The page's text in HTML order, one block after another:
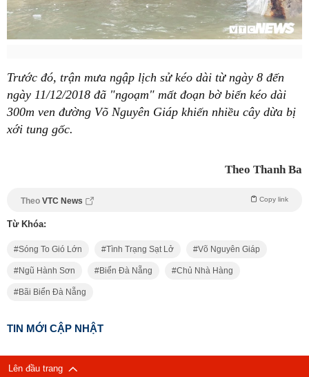
Trước đó, trận mưa ngập lịch sử kéo dài từ ngày 8 đến
ngày 11/12/2018 đã "ngoạm" mất đoạn bờ biển kéo dài
300m ven đường Võ Nguyên Giáp khiến nhiều cây dừa bị
xới tung gốc.
Theo Thanh Ba
Theo VTC News Copy link
Từ Khóa:
Sóng To Gió Lớn Tình Trạng Sạt Lở Võ Nguyên Giáp
Ngũ Hành Sơn Biển Đà Nẵng Chủ Nhà Hàng
Bãi Biển Đà Nẵng
TIN MỚI CẬP NHẬT
Lên đầu trang